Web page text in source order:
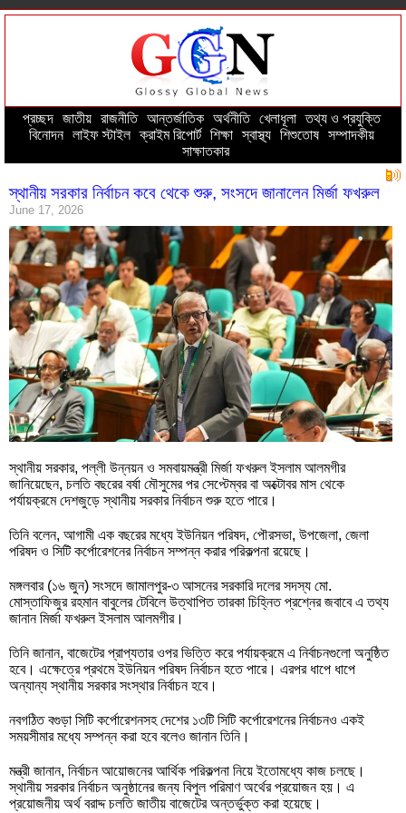
প্রচ্ছদ-- জাতীয়-- রাজনীতি-- আন্তর্জাতিক-- অর্থনীতি-- খেলাধূলা--তথ্য ও প্রযুক্তি--
বিনোদন-- লাইফ স্টাইল--ক্রাইম রিপোর্ট-- শিক্ষা--স্বাস্থ্য-- শিশুতোষ-- সম্পাদকীয়--
সাক্ষাতকার
স্থানীয় সরকার নির্বাচন কবে থেকে শুরু, সংসদে জানালেন মির্জা ফখরুল
June 17, 2026
স্থানীয় সরকার, পল্লী উন্নয়ন ও সমবায়মন্ত্রী মির্জা ফখরুল ইসলাম আলমগীর
জানিয়েছেন, চলতি বছরের বর্ষা মৌসুমের পর সেপ্টেম্বর বা অক্টোবর মাস থেকে
পর্যায়ক্রমে দেশজুড়ে স্থানীয় সরকার নির্বাচন শুরু হতে পারে।
তিনি বলেন, আগামী এক বছরের মধ্যে ইউনিয়ন পরিষদ, পৌরসভা, উপজেলা, জেলা
পরিষদ ও সিটি কর্পোরেশনের নির্বাচন সম্পন্ন করার পরিকল্পনা রয়েছে।
মঙ্গলবার (১৬ জুন) সংসদে জামালপুর-৩ আসনের সরকারি দলের সদস্য মো.
মোস্তাফিজুর রহমান বাবুলের টেবিলে উত্থাপিত তারকা চিহ্নিত প্রশ্নের জবাবে এ তথ্য
জানান মির্জা ফখরুল ইসলাম আলমগীর।
তিনি জানান, বাজেটের প্রাপ্যতার ওপর ভিত্তি করে পর্যায়ক্রমে এ নির্বাচনগুলো অনুষ্ঠিত
হবে। এক্ষেত্রে প্রথমে ইউনিয়ন পরিষদ নির্বাচন হতে পারে। এরপর ধাপে ধাপে
অন্যান্য স্থানীয় সরকার সংস্থার নির্বাচন হবে।
নবগঠিত বগুড়া সিটি কর্পোরেশনসহ দেশের ১৩টি সিটি কর্পোরেশনের নির্বাচনও একই
সময়সীমার মধ্যে সম্পন্ন করা হবে বলেও জানান তিনি।
মন্ত্রী জানান, নির্বাচন আয়োজনের আর্থিক পরিকল্পনা নিয়ে ইতোমধ্যে কাজ চলছে।
স্থানীয় সরকার নির্বাচন অনুষ্ঠানের জন্য বিপুল পরিমাণ অর্থের প্রয়োজন হয়। এ
প্রয়োজনীয় অর্থ বরাদ্দ চলতি জাতীয় বাজেটের অন্তর্ভুক্ত করা হয়েছে।